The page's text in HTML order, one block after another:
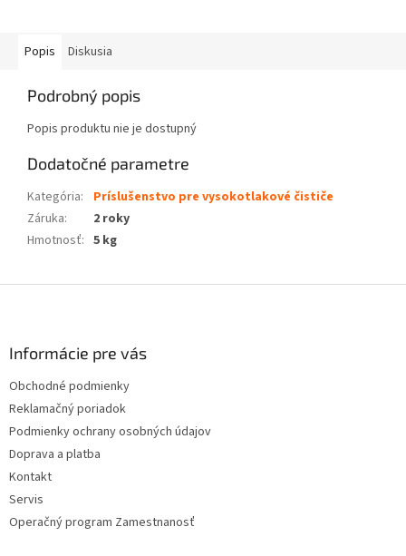
Popis Diskusia
Podrobný popis
Popis produktu nie je dostupný
Dodatočné parametre
Kategória:
Príslušenstvo pre vysokotlakové čističe
Záruka:
2 roky
Hmotnosť: 5 kg
Informácie pre vás
Obchodné podmienky
Reklamačný poriadok
Podmienky ochrany osobných údajov
Doprava a platba
Kontakt
Servis
Operačný program Zamestnanosť